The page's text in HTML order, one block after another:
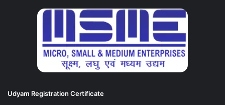
Udyam Registration Certificate